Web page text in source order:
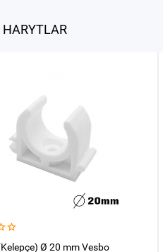
Ø 20 mm Vesbo